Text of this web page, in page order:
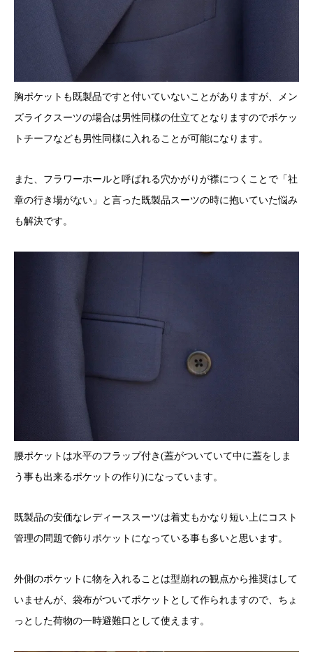
胸ポケットも既製品ですと付いていないことがありますが、メン
ズライクスーツの場合は男性同様の仕立てとなりますのでポケッ
トチーフなども男性同様に入れることが可能になります。
また、フラワーホールと呼ばれる穴かがりが襟につくことで「社
章の行き場がない」と言った既製品スーツの時に抱いていた悩み
も解決です。
腰ポケットは水平のフラップ付き(蓋がついていて中に蓋をしま
う事も出来るポケットの作り)になっています。
既製品の安価なレディーススーツは着丈もかなり短い上にコスト
管理の問題で飾りポケットになっている事も多いと思います。
外側のポケットに物を入れることは型崩れの観点から推奨はして
いませんが、袋布がついてポケットとして作られますので、ちょ
っとした荷物の一時避難口として使えます。